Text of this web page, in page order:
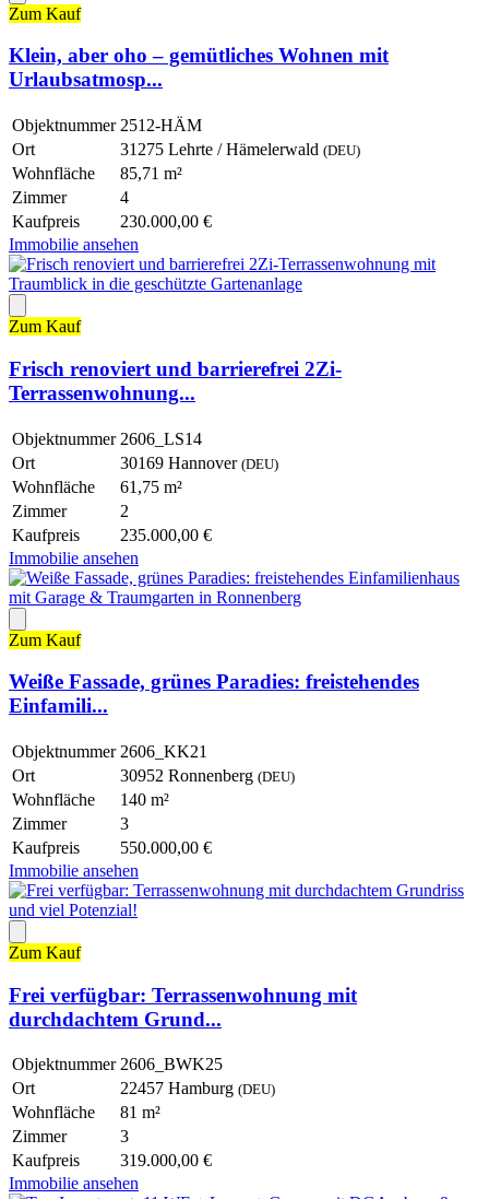
Zum Kauf
Klein, aber oho – gemütliches Wohnen mit
Urlaubsatmosp...
Objektnummer 2512-HÄM
Ort
31275 Lehrte / Hämelerwald (DEU)
Wohnfläche
85,71 m²
Zimmer
4
Kaufpreis
230.000,00 €
Immobilie ansehen
Zum Kauf
Frisch renoviert und barrierefrei 2Zi-
Terrassenwohnung...
Objektnummer 2606_LS14
Ort
30169 Hannover (DEU)
Wohnfläche
61,75 m²
Zimmer
2
Kaufpreis
235.000,00 €
Immobilie ansehen
Zum Kauf
Weiße Fassade, grünes Paradies: freistehendes
Einfamili...
Objektnummer 2606_KK21
Ort
30952 Ronnenberg (DEU)
Wohnfläche
140 m²
Zimmer
3
Kaufpreis
550.000,00 €
Immobilie ansehen
Zum Kauf
Frei verfügbar: Terrassenwohnung mit
durchdachtem Grund...
Objektnummer 2606_BWK25
Ort
22457 Hamburg (DEU)
Wohnfläche
81 m²
Zimmer
3
Kaufpreis
319.000,00 €
Immobilie ansehen